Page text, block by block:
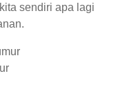
sendiri apa lagi